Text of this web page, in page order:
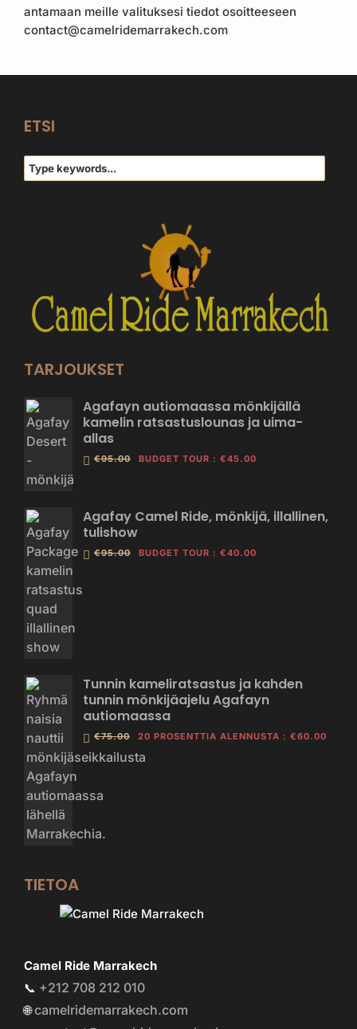
antamaan meille valituksesi tiedot osoitteeseen
contact@camelridemarrakech.com
ETSI
TARJOUKSET
Agafayn autiomaassa mönkijällä
kamelin ratsastuslounas ja uima-
allas
€95.00 BUDGET TOUR : €45.00
Agafay Camel Ride, mönkijä, illallinen,
tulishow
€95.00 BUDGET TOUR : €40.00
Tunnin kameliratsastus ja kahden
tunnin mönkijäajelu Agafayn
autiomaassa
€75.00 20 PROSENTTIA ALENNUSTA : €60.00
TIETOA
Camel Ride Marrakech
📞 +212 708 212 010
🌐camelridemarrakech.com